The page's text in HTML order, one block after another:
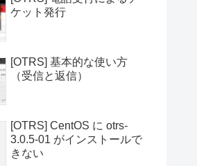
ケット発行
[OTRS] 基本的な使い方
（受信と返信）
[OTRS] CentOS に otrs-
3.0.5-01 がインストールで
きない